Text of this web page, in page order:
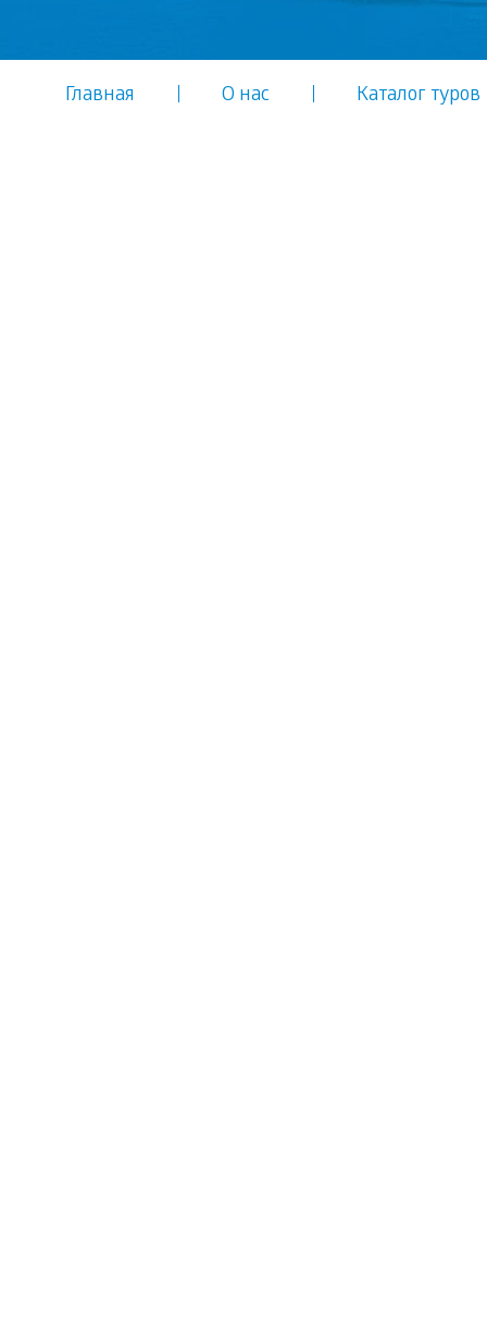
Главная О нас Каталог туров